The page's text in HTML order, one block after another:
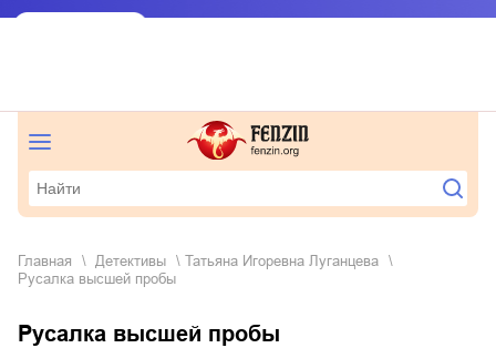
Главная детективы
Татьяна Игоревна Луганцева
Русалка высшей пробы
Русалка высшей пробы